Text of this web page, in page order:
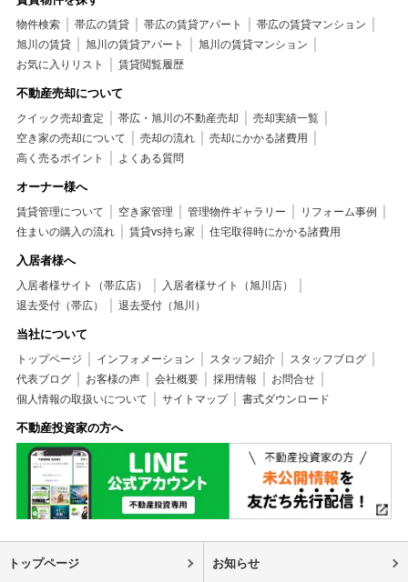
物件検索 帯広の賃貸 帯広の賃貸アパート
帯広の賃貸マンション
旭川の賃貸
旭川の賃貸アパート
旭川の賃貸マンション
お気に入りリスト
賃貸閲覧履歴
不動産売却について
クイック売却査定 帯広・旭川の不動産売却
売却実績一覧
空き家の売却について
売却の流れ
売却にかかる諸費用
高く売るポイント
よくある質問
オーナー様へ
賃貸管理について 空き家管理 管理物件ギャラリー
リフォーム事例
住まいの購入の流れ
賃貸vs持ち家 住宅取得時にかかる諸費用
入居者様へ
入居者様サイト（帯広店）
入居者様サイト（旭川店）
退去受付（帯広）
退去受付（旭川）
当社について
トップページ インフォメーション スタッフ紹介
スタッフブログ
代表ブログ
お客様の声 会社概要 採用情報
お問合せ
個人情報の取扱いについて
サイトマップ 書式ダウンロード
不動産投資家の方へ
トップページ お知らせ